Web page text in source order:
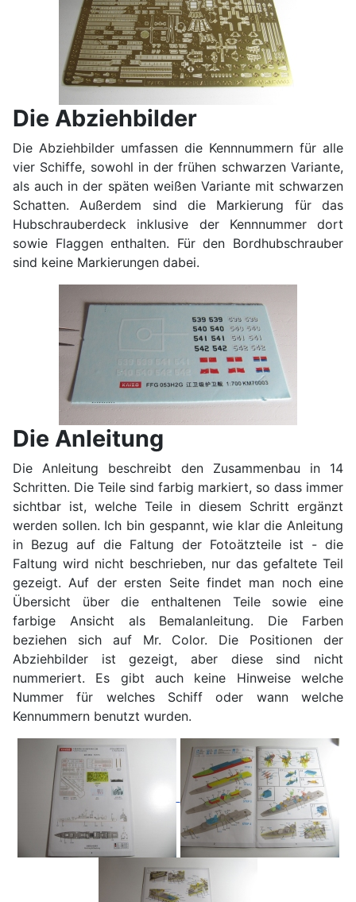
Die Abziehbilder
Die Abziehbilder umfassen die Kennnummern für alle
vier Schiffe, sowohl in der frühen schwarzen Variante,
als auch in der späten weißen Variante mit schwarzen
Schatten. Außerdem sind die Markierung für das
Hubschrauberdeck inklusive der Kennnummer dort
sowie Flaggen enthalten. Für den Bordhubschrauber
sind keine Markierungen dabei.
Die Anleitung
Die Anleitung beschreibt den Zusammenbau in 14
Schritten. Die Teile sind farbig markiert, so dass immer
sichtbar ist, welche Teile in diesem Schritt ergänzt
werden sollen. Ich bin gespannt, wie klar die Anleitung
in Bezug auf die Faltung der Fotoätzteile ist - die
Faltung wird nicht beschrieben, nur das gefaltete Teil
gezeigt. Auf der ersten Seite findet man noch eine
Übersicht über die enthaltenen Teile sowie eine
farbige Ansicht als Bemalanleitung. Die Farben
beziehen sich auf Mr. Color. Die Positionen der
Abziehbilder ist gezeigt, aber diese sind nicht
nummeriert. Es gibt auch keine Hinweise welche
Nummer für welches Schiff oder wann welche
Kennummern benutzt wurden.